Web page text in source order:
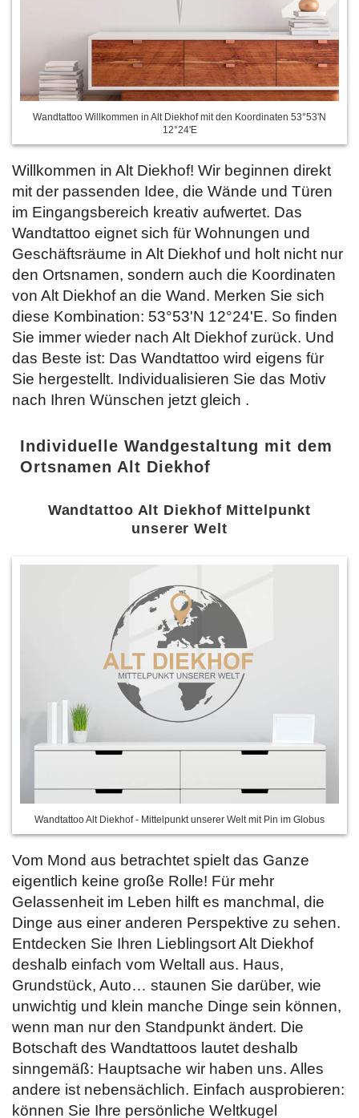
Wandtattoo Willkommen in Alt Diekhof mit den Koordinaten 53°53'N
12°24'E
Willkommen in Alt Diekhof! Wir beginnen direkt
mit der passenden Idee, die Wände und Türen
im Eingangsbereich kreativ aufwertet. Das
Wandtattoo eignet sich für Wohnungen und
Geschäftsräume in Alt Diekhof und holt nicht nur
den Ortsnamen, sondern auch die Koordinaten
von Alt Diekhof an die Wand. Merken Sie sich
diese Kombination: 53°53'N 12°24'E. So finden
Sie immer wieder nach Alt Diekhof zurück. Und
das Beste ist: Das Wandtattoo wird eigens für
Sie hergestellt. Individualisieren Sie das Motiv
nach Ihren Wünschen jetzt gleich .
Individuelle Wandgestaltung mit dem
Ortsnamen Alt Diekhof
Wandtattoo Alt Diekhof Mittelpunkt
unserer Welt
Wandtattoo Alt Diekhof - Mittelpunkt unserer Welt mit Pin im Globus
Vom Mond aus betrachtet spielt das Ganze
eigentlich keine große Rolle! Für mehr
Gelassenheit im Leben hilft es manchmal, die
Dinge aus einer anderen Perspektive zu sehen.
Entdecken Sie Ihren Lieblingsort Alt Diekhof
deshalb einfach vom Weltall aus. Haus,
Grundstück, Auto… staunen Sie darüber, wie
unwichtig und klein manche Dinge sein können,
wenn man nur den Standpunkt ändert. Die
Botschaft des Wandtattoos lautet deshalb
sinngemäß: Hauptsache wir haben uns. Alles
andere ist nebensächlich. Einfach ausprobieren:
können Sie Ihre persönliche Weltkugel